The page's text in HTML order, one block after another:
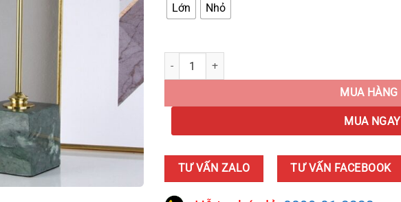
Lớn Nhỏ
Mô Hình Quả Cầu Gai Pha Lê quantity
MUA HÀNG
MUA NGAY
TƯ VẤN ZALO TƯ VẤN FACEBOOK